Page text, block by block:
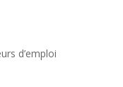
d’emploi